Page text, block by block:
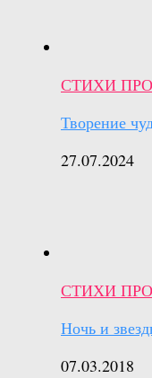
СТИХИ
Творение
27.07.2024
СТИХИ
Ночь и
07.03.2018